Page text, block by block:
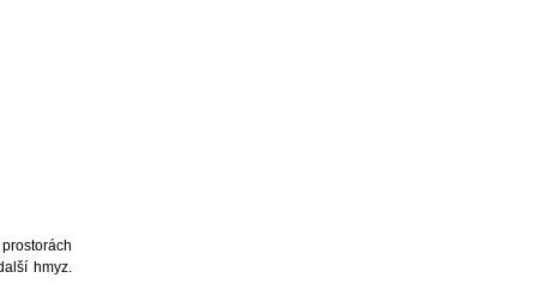
hmyz.